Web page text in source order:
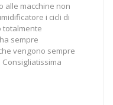
alle macchine non
i cicli di
totalmente
sempre
vengono sempre